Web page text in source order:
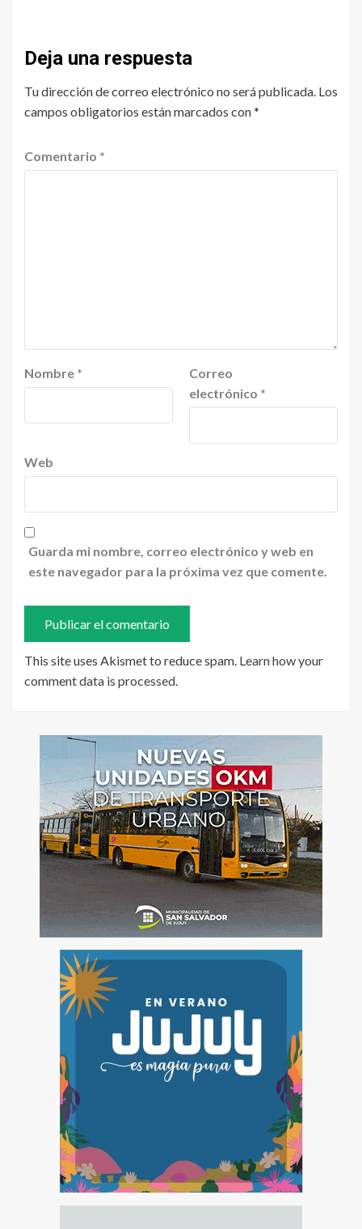
Deja una respuesta
Tu dirección de correo electrónico no será publicada. Los
campos obligatorios están marcados con*
Comentario *
Nombre *
Correo
electrónico *
Web
Guarda mi nombre, correo electrónico y web en
este navegador para la próxima vez que comente.
This site uses Akismet to reduce spam. Learn how your
comment data is processed.